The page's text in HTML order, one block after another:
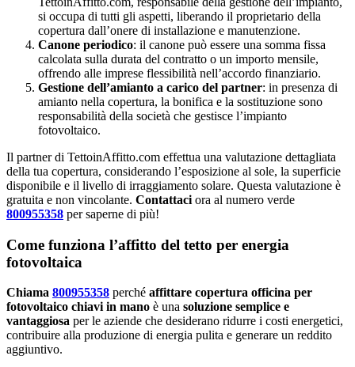
si occupa di tutti gli aspetti, liberando il proprietario della
copertura dall’onere di installazione e manutenzione.
Canone periodico: il canone può essere una somma fissa
calcolata sulla durata del contratto o un importo mensile,
offrendo alle imprese flessibilità nell’accordo finanziario.
Gestione dell’amianto a carico del partner: in presenza di
amianto nella copertura, la bonifica e la sostituzione sono
responsabilità della società che gestisce l’impianto
fotovoltaico.
Il partner di TettoinAffitto.com effettua una valutazione dettagliata
della tua copertura, considerando l’esposizione al sole, la superficie
disponibile e il livello di irraggiamento solare. Questa valutazione è
gratuita e non vincolante. Contattaci ora al numero verde
800955358 per saperne di più!
Come funziona l’affitto del tetto per energia
fotovoltaica
Chiama 800955358 perché affittare copertura officina per
fotovoltaico chiavi in mano è una soluzione semplice e
vantaggiosa per le aziende che desiderano ridurre i costi energetici,
contribuire alla produzione di energia pulita e generare un reddito
aggiuntivo.